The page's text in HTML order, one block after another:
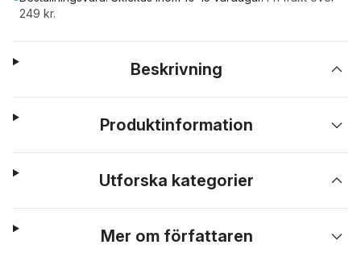
249 kr.
Beskrivning
Produktinformation
Utforska kategorier
Mer om författaren